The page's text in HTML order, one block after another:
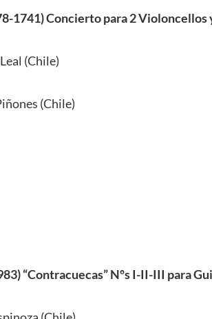
1741) Concierto para 2 Violoncellos
(Chile)
(Chile)
“Contracuecas” Nºs I-II-III para